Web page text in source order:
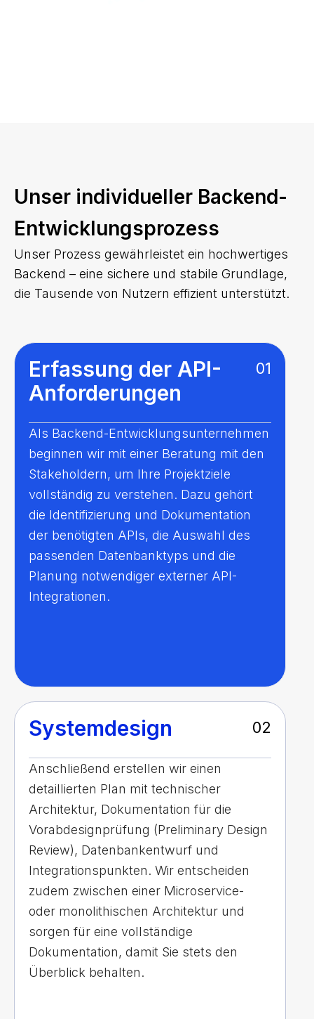
Unser individueller Backend-
Entwicklungsprozess
Unser Prozess gewährleistet ein hochwertiges
Backend – eine sichere und stabile Grundlage,
die Tausende von Nutzern effizient unterstützt.
Erfassung der API-
Anforderungen
01
Als Backend-Entwicklungsunternehmen
beginnen wir mit einer Beratung mit den
Stakeholdern, um Ihre Projektziele
vollständig zu verstehen. Dazu gehört
die Identifizierung und Dokumentation
der benötigten APIs, die Auswahl des
passenden Datenbanktyps und die
Planung notwendiger externer API-
Integrationen.
Systemdesign 02
Anschließend erstellen wir einen
detaillierten Plan mit technischer
Architektur, Dokumentation für die
Vorabdesignprüfung (Preliminary Design
Review), Datenbankentwurf und
Integrationspunkten. Wir entscheiden
zudem zwischen einer Microservice-
oder monolithischen Architektur und
sorgen für eine vollständige
Dokumentation, damit Sie stets den
Überblick behalten.